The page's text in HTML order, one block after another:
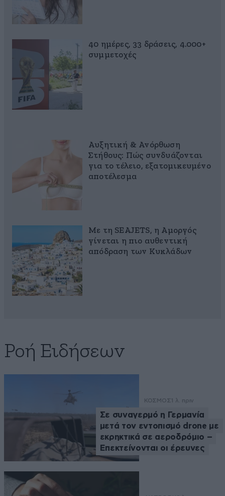
40 ημέρες, 33 δράσεις, 4.000+
συμμετοχές
Αυξητική & Ανόρθωση
Στήθους: Πώς συνδυάζονται
για το τέλειο, εξατομικευμένο
αποτέλεσμα
Με τη SEAJETS, η Αμοργός
γίνεται η πιο αυθεντική
απόδραση των Κυκλάδων
Ροή Ειδήσεων
ΚΟΣΜΟΣ 1 λ. πριν
Σε συναγερμό η Γερμανία
μετά τον εντοπισμό drone με
εκρηκτικά σε αεροδρόμιο –
Επεκτείνονται οι έρευνες